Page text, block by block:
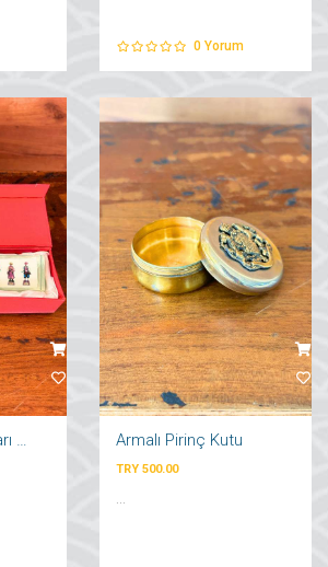
0 Yorum
Osmanlı Padişahları Cam Obje Armalı Pirinç Kutu
TRY 500.00